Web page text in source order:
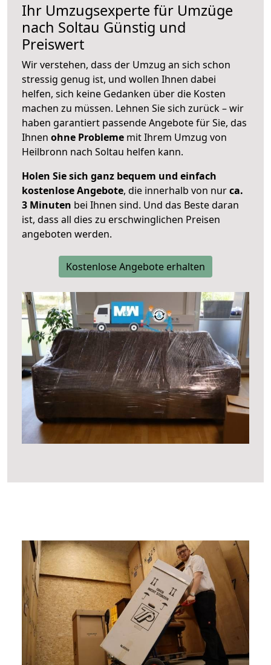
Ihr Umzugsexperte für Umzüge
nach Soltau Günstig und
Preiswert
Wir verstehen, dass der Umzug an sich schon
stressig genug ist, und wollen Ihnen dabei
helfen, sich keine Gedanken über die Kosten
machen zu müssen. Lehnen Sie sich zurück – wir
haben garantiert passende Angebote für Sie, das
Ihnen ohne Probleme mit Ihrem Umzug von
Heilbronn nach Soltau helfen kann.
Holen Sie sich ganz bequem und einfach
kostenlose Angebote, die innerhalb von nurca.
3 Minuten bei Ihnen sind. Und das Beste daran
ist, dass all dies zu erschwinglichen Preisen
angeboten werden.
Kostenlose Angebote erhalten